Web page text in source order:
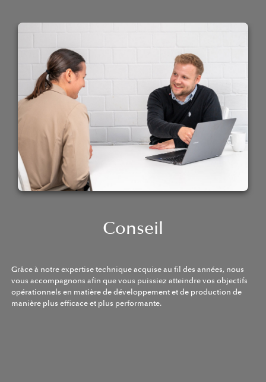
Conseil
Grâce à notre expertise technique acquise au fil des années, nous
vous accompagnons afin que vous puissiez atteindre vos objectifs
opérationnels en matière de développement et de production de
manière plus efficace et plus performante.